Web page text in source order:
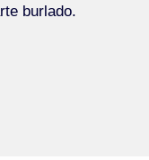
burlado.